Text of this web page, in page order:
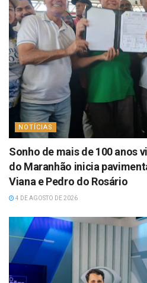
NOTÍCIAS
Sonho de mais de 100 anos
do Maranhão inicia
Viana e Pedro do Rosário
4 DE AGOSTO DE 2026